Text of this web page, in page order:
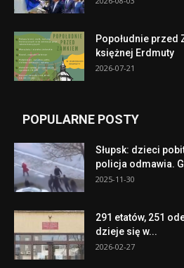
Popołudnie przed
księżnej Erdmuty
2026-07-21
POPULARNE POSTY
Słupsk: dzieci
policja odmawia.
2025-11-30
291 etatów, 251
dzieje się w...
2026-02-27